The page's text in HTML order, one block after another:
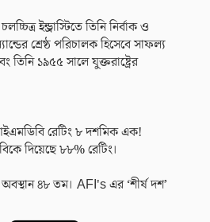
ইন্ড্রাস্টিতে তিনি নির্বাক ও
শ্রেষ্ঠ পরিচালক হিসেবে সাফল্য
১৯৫৫ সালে যুক্তরাষ্ট্রের
রেটিং ৮ দশমিক এক!
দিয়েছে ৮৮% রেটিং।
৪৮ তম। AFI's এর ‘শীর্ষ দশ’